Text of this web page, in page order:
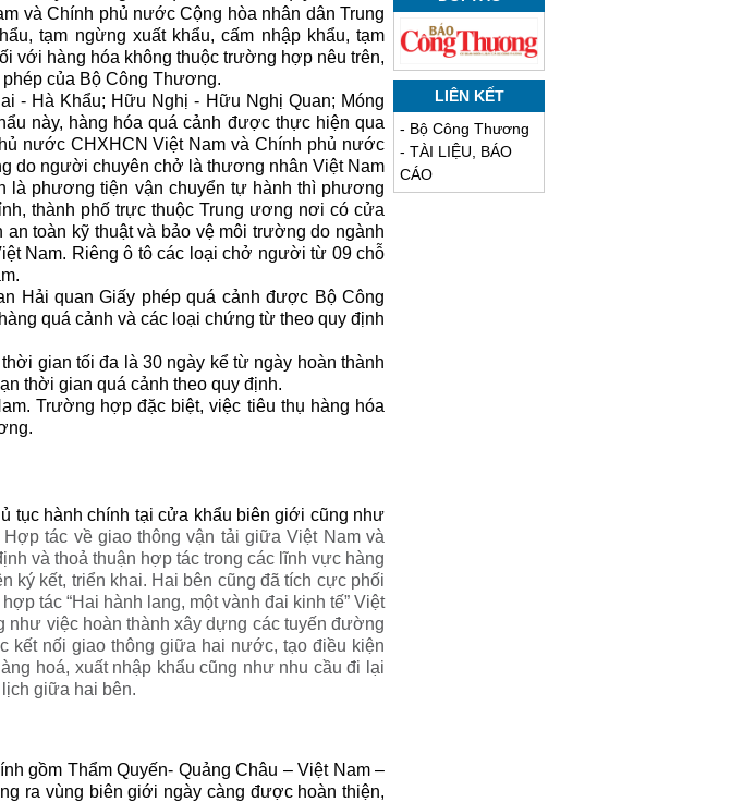
và Chính phủ nước Cộng hòa nhân dân Trung
tạm ngừng xuất khẩu, cấm nhập khẩu, tạm
với hàng hóa không thuộc trường hợp nêu trên,
của Bộ Công Thương.
- Hà Khẩu; Hữu Nghị - Hữu Nghị Quan; Móng
này, hàng hóa quá cảnh được thực hiện qua
nước CHXHCN Việt Nam và Chính phủ nước
do người chuyên chở là thương nhân Việt Nam
là phương tiện vận chuyển tự hành thì phương
thành phố trực thuộc Trung ương nơi có cửa
toàn kỹ thuật và bảo vệ môi trường do ngành
Nam. Riêng ô tô các loại chở người từ 09 chỗ
Hải quan Giấy phép quá cảnh được Bộ Công
quá cảnh và các loại chứng từ theo quy định
gian tối đa là 30 ngày kể từ ngày hoàn thành
thời gian quá cảnh theo quy định.
Trường hợp đặc biệt, việc tiêu thụ hàng hóa
tục hành chính tại cửa khẩu biên giới cũng như
Hợp tác về giao thông vận tải giữa Việt Nam và
và thoả thuận hợp tác trong các lĩnh vực hàng
ký kết, triển khai. Hai bên cũng đã tích cực phối
tác “Hai hành lang, một vành đai kinh tế” Việt
việc hoàn thành xây dựng các tuyến đường
kết nối giao thông giữa hai nước, tạo điều kiện
hoá, xuất nhập khẩu cũng như nhu cầu đi lại
giữa hai bên.
gồm Thẩm Quyến- Quảng Châu – Việt Nam –
ra vùng biên giới ngày càng được hoàn thiện,
LIÊN KẾT
- Bộ Công Thương
- TÀI LIỆU, BÁO
CÁO